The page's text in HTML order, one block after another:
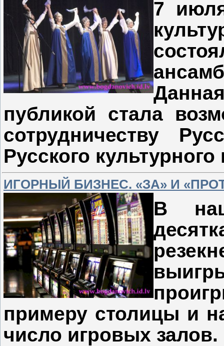
7
публикой стала
сотрудничеству
Русского
ИГОРНЫЙ БИЗНЕС. «ЗА» И
В
примеру столицы и
число игровых залов.